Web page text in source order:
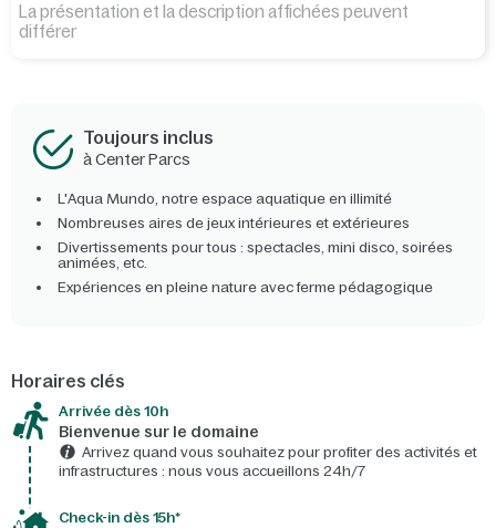
La présentation et la description affichées peuvent
différer
Toujours inclus
à Center Parcs
L'Aqua Mundo, notre espace aquatique en illimité
Nombreuses aires de jeux intérieures et extérieures
Divertissements pour tous : spectacles, mini disco, soirées
animées, etc.
Expériences en pleine nature avec ferme pédagogique
Horaires clés
Arrivée dès 10h​
Bienvenue sur le domaine​
Arrivez quand vous souhaitez pour profiter des activités et
infrastructures : nous vous accueillons 24h/7​
Check-in dès 15h*​